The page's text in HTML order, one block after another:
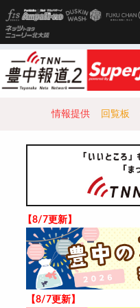
情報提供 回覧板
【8/7更新】
【8/7更新】